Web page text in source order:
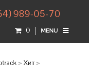
989-05-70
0 MENU
>Хит>